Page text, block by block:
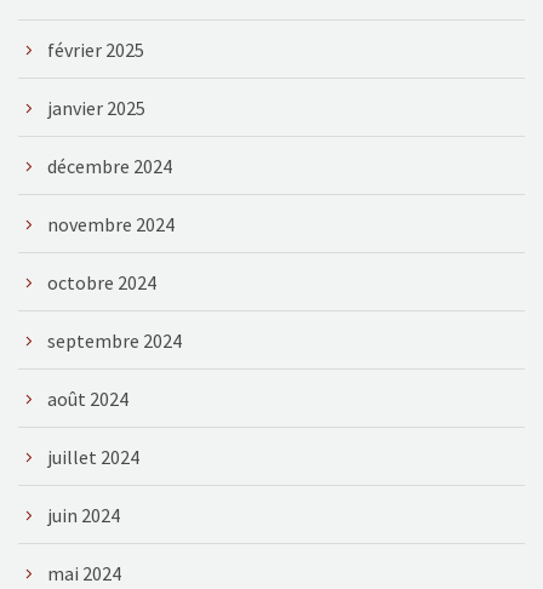
février 2025
janvier 2025
décembre 2024
novembre 2024
octobre 2024
septembre 2024
août 2024
juillet 2024
juin 2024
mai 2024